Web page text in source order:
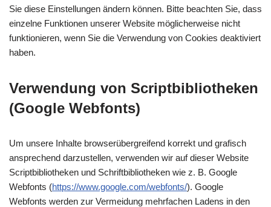
Sie diese Einstellungen ändern können. Bitte beachten Sie, dass
einzelne Funktionen unserer Website möglicherweise nicht
funktionieren, wenn Sie die Verwendung von Cookies deaktiviert
haben.
Verwendung von Scriptbibliotheken
(Google Webfonts)
Um unsere Inhalte browserübergreifend korrekt und grafisch
ansprechend darzustellen, verwenden wir auf dieser Website
Scriptbibliotheken und Schriftbibliotheken wie z. B. Google
Webfonts (https://www.google.com/webfonts/). Google
Webfonts werden zur Vermeidung mehrfachen Ladens in den